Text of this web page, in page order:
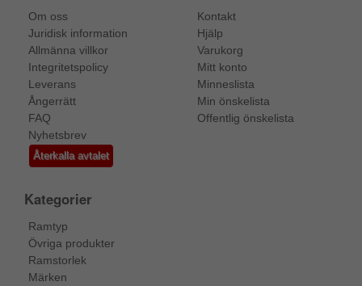
Om oss
Juridisk information
Allmänna villkor
Integritetspolicy
Leverans
Ångerrätt
FAQ
Nyhetsbrev
Återkalla avtalet
Kontakt
Hjälp
Varukorg
Mitt konto
Minneslista
Min önskelista
Offentlig önskelista
Kategorier
Ramtyp
Övriga produkter
Ramstorlek
Märken